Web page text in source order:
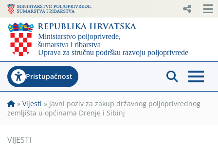
Pristupačnost
» Vijesti » Javni poziv za zakup državnog poljoprivrednog
zemljišta u općinama Drenje i Sibinj
VIJESTI